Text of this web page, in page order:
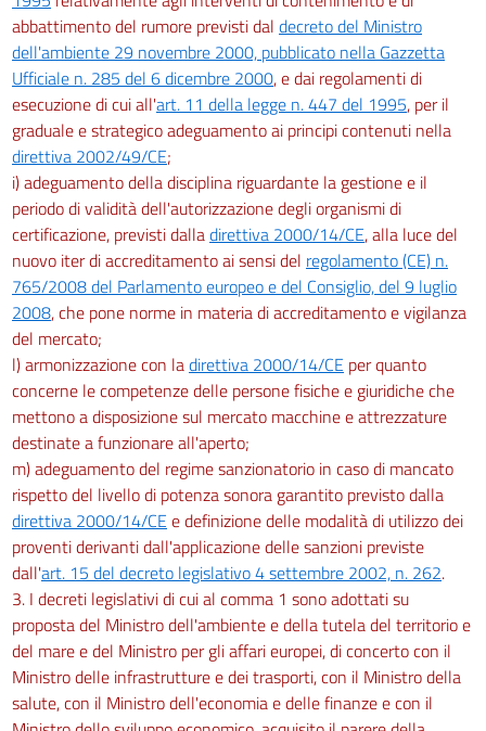
abbattimento del rumore previsti dal decreto del Ministro
dell'ambiente 29 novembre 2000, pubblicato nella Gazzetta
Ufficiale n. 285 del 6 dicembre 2000, e dai regolamenti di
esecuzione di cui all'art. 11 della legge n. 447 del 1995, per il
graduale e strategico adeguamento ai principi contenuti nella
direttiva 2002/49/CE;
i) adeguamento della disciplina riguardante la gestione e il
periodo di validità dell'autorizzazione degli organismi di
certificazione, previsti dalladirettiva 2000/14/CE, alla luce del
nuovo iter di accreditamento ai sensi del regolamento (CE) n.
765/2008 del Parlamento europeo e del Consiglio, del 9 luglio
2008, che pone norme in materia di accreditamento e vigilanza
del mercato;
l) armonizzazione con ladirettiva 2000/14/CE per quanto
concerne le competenze delle persone fisiche e giuridiche che
mettono a disposizione sul mercato macchine e attrezzature
destinate a funzionare all'aperto;
m) adeguamento del regime sanzionatorio in caso di mancato
rispetto del livello di potenza sonora garantito previsto dalla
direttiva 2000/14/CE e definizione delle modalità di utilizzo dei
proventi derivanti dall'applicazione delle sanzioni previste
dall'art. 15 del decreto legislativo 4 settembre 2002, n. 262.
3. I decreti legislativi di cui al comma 1 sono adottati su
proposta del Ministro dell'ambiente e della tutela del territorio e
del mare e del Ministro per gli affari europei, di concerto con il
Ministro delle infrastrutture e dei trasporti, con il Ministro della
salute, con il Ministro dell'economia e delle finanze e con il